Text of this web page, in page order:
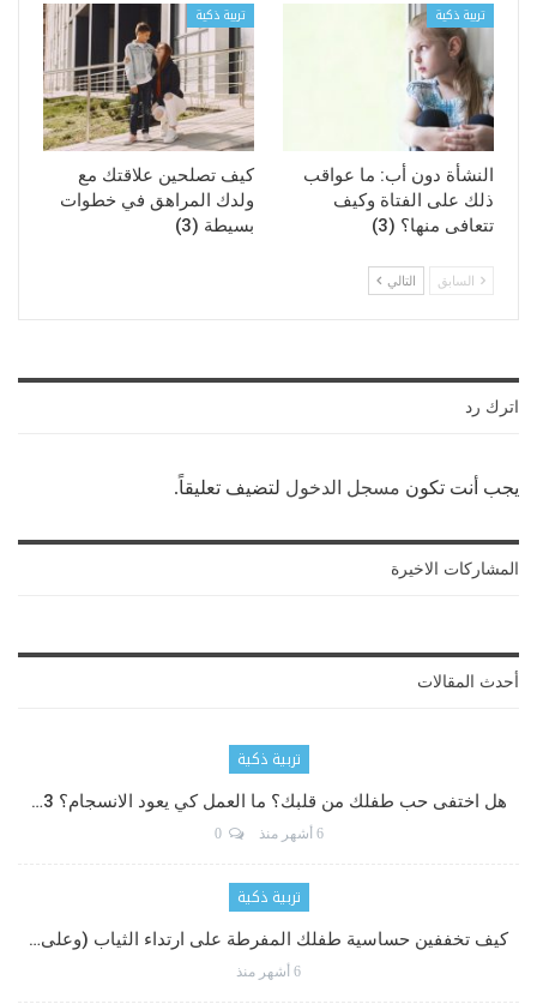
تربية ذكية
النشأة دون أب: ما عواقب
ذلك على الفتاة وكيف
تتعافى منها؟ (3)
تربية ذكية
كيف تصلحين علاقتك مع
ولدك المراهق في خطوات
بسيطة (3)
السابق التالي
اترك رد
يجب أنت تكون مسجل الدخول لتضيف تعليقاً.
المشاركات الاخيرة
أحدث المقالات
تربية ذكية
هل اختفى حب طفلك من قلبك؟ ما العمل كي يعود الانسجام؟ 3…
6 أشهر منذ 0
تربية ذكية
كيف تخففين حساسية طفلك المفرطة على ارتداء الثياب (وعلى…
6 أشهر منذ